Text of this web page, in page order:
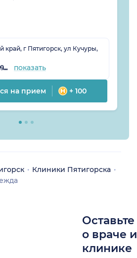
край, г Пятигорск, ул Кучуры,
+7 (904) 954-09-03 показать
на прием + 100
Клиники Пятигорска
о враче
клинике